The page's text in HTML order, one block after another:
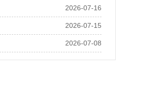
2026-07-16
2026-07-15
2026-07-08